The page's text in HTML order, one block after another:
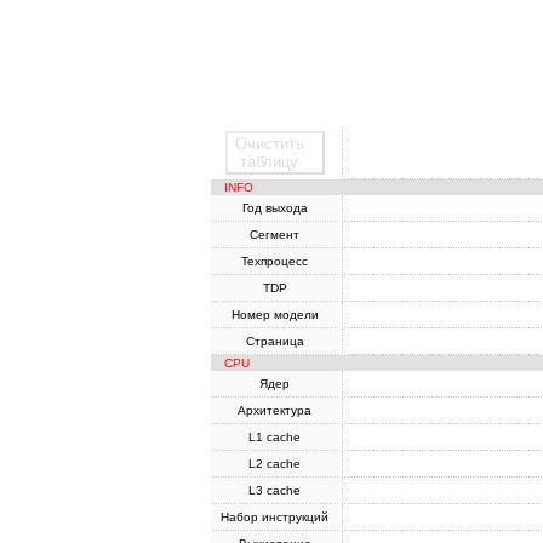
Очистить
таблицу
INFO
Год выхода
Сегмент
Техпроцесс
TDP
Номер модели
Страница
CPU
Ядер
Архитектура
L1 cache
L2 cache
L3 cache
Набор инструкций